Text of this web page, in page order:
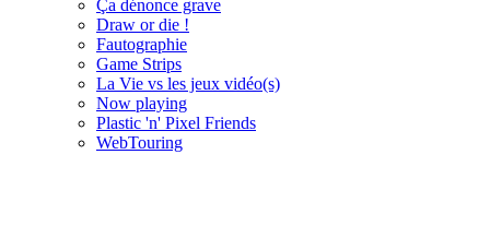
Ça dénonce grave
Draw or die !
Fautographie
Game Strips
La Vie vs les jeux vidéo(s)
Now playing
Plastic 'n' Pixel Friends
WebTouring